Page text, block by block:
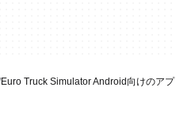
Euro Truck Simulator Android向けのア